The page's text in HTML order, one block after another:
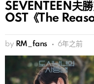
SEVENTEEN夫勝
OST《The
by RM_fans 6年之前